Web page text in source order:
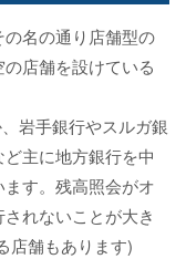
名の通り店舗型の
店舗を設けている
岩手銀行やスルガ銀
主に地方銀行を中
す。残高照会がオ
れないことが大き
店舗もあります)